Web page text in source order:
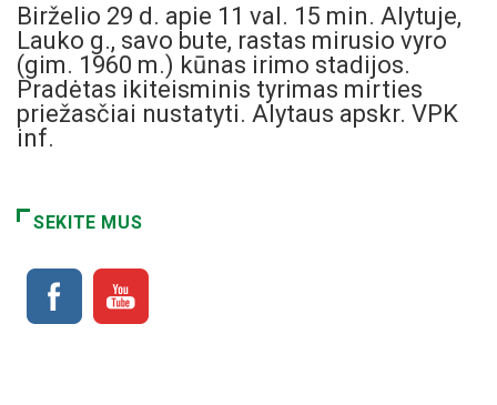
Birželio 29 d. apie 11 val. 15 min. Alytuje,
Lauko g., savo bute, rastas mirusio vyro
(gim. 1960 m.) kūnas irimo stadijos.
Pradėtas ikiteisminis tyrimas mirties
priežasčiai nustatyti. Alytaus apskr. VPK
inf.
SEKITE MUS